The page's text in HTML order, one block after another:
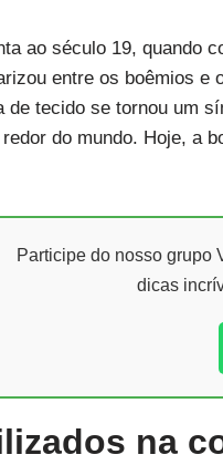
ao século 19, quando
entre os boêmios
de tecido se tornou um
do mundo. Hoje, a
Participe do nosso grupo
dicas
na